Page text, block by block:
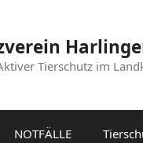
Tierschutz im
NOTFÄLLE